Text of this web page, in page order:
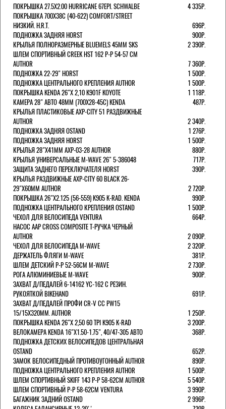
ПОКРЫШКА 27.5X2.00 HURRICANE 67EPI. SCHWALBE
4 335Р.
ПОКРЫШКА 700X38С (40-622) COMFORT/STREET
НИЗКИЙ. H.R.T.
696Р.
ПОДНОЖКА ЗАДНЯЯ HORST
900Р.
КРЫЛЬЯ ПОЛНОРАЗМЕРНЫЕ BLUEMELS 45MM SKS
2 390Р.
ШЛЕМ СПОРТИВНЫЙ CREEK HST 162 Р-Р 54-57 СМ
AUTHOR
7 360Р.
ПОДНОЖКА 22-29" HORST
1 500Р.
ПОДНОЖКА ЦЕНТРАЛЬНОГО КРЕПЛЕНИЯ AUTHOR
1 500Р.
ПОКРЫШКА KENDA 26"Х 2,10 K901F KOYOTE
1 118Р.
КАМЕРА 28" АВТО 48ММ (700Х28-45С) KENDA
487Р.
КРЫЛЬЯ ПЛАСТИКОВЫЕ AXP-CITY 51 РАЗДВИЖНЫЕ
AUTHOR
2 340Р.
ПОДНОЖКА ЗАДНЯЯ OSTAND
1 276Р.
ПОДНОЖКА ЗАДНЯЯ HORST
1 500Р.
КРЫЛЬЯ 28"Х41ММ AXP-03-28 AUTHOR
880Р.
КРЫЛЬЯ УНИВЕРСАЛЬНЫЕ M-WAVE 26" 5-386048
717Р.
ЗАЩИТА ЗАДНЕГО ПЕРЕКЛЮЧАТЕЛЯ HORST
390Р.
КРЫЛЬЯ РАЗДВИЖНЫЕ AXP-CITY 60 BLACK 26-
29"Х60ММ AUTHOR
2 720Р.
ПОКРЫШКА 26"Х2.125 (56-559) K905 K-RAD. KENDA
990Р.
ПОДНОЖКА ЦЕНТРАЛЬНОГО КРЕПЛЕНИЯ OSTAND
1 500Р.
ЧЕХОЛ ДЛЯ ВЕЛОСИПЕДА VENTURA
664Р.
НАСОС AAP CROSS COMPOSITE Т-РУЧКА ЧЕРНЫЙ
AUTHOR
2 090Р.
ЧЕХОЛ ДЛЯ ВЕЛОСИПЕДА M-WAVE
2 320Р.
ДЕРЖАТЕЛЬ ФЛЯГИ M-WAVE
381Р.
ШЛЕМ ДЕТСКИЙ Р-Р 52-56СМ M-WAVE
2 730Р.
РОГА АЛЮМИНИЕВЫЕ M-WAVE
900Р.
ЗАХВАТ Д/ПЕДАЛЕЙ 6-14162 YC-162 С РЕЗИН.
РУКОЯТКОЙ BIKEHAND
691Р.
ЗАХВАТ Д/ПЕДАЛЕЙ ПРОФИ CR-V CC PW15
15/15X320ММ. AUTHOR
1 250Р.
ПОКРЫШКА KENDA 26"Х 2,50 60 TPI K905 K-RAD
3 200Р.
ВЕЛОКАМЕРА KENDA 16"Х1.50-1.75", 40/47-305 АВТО
368Р.
ПОДНОЖКА ДЕТСКИХ ВЕЛОСИПЕДОВ ЦЕНТРАЛЬНАЯ
OSTAND
652Р.
ЗАМОК ВЕЛОСИПЕДНЫЙ ПРОТИВОУГОННЫЙ AUTHOR
890Р.
ПОДНОЖКА ЦЕНТРАЛЬНОГО КРЕПЛЕНИЯ AUTHOR
1 500Р.
ШЛЕМ СПОРТИВНЫЙ SKIFF 143 Р-Р 58-62СМ AUTHOR
5 540Р.
ШЛЕМ СПОРТИВНЫЙ Р-Р 58-62СМ VENTURA
3 990Р.
БАГАЖНИК ЗАДНИЙ OSTAND
2 996Р.